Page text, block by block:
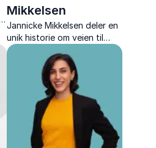
Mikkelsen
Jannicke Mikkelsen deler en
unik historie om veien til
verdensrommet. Med mot
og målbevissthet sprenger
hun grenser og viser hva
som er mulig når vi tør å
tenke stort. Foredraget
inspirerer,...